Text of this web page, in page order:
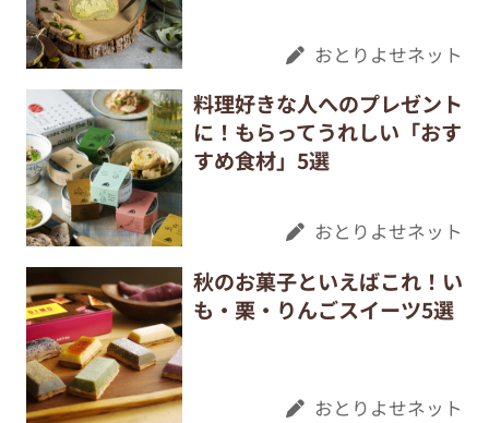
おとりよせネット
料理好きな人へのプレゼント
に！もらってうれしい「おす
すめ食材」5選
おとりよせネット
秋のお菓子といえばこれ！い
も・栗・りんごスイーツ5選
おとりよせネット